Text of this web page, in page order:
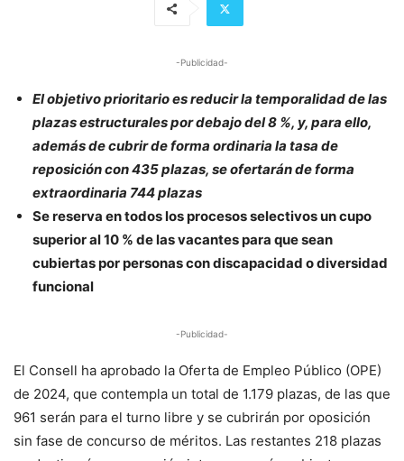
-Publicidad-
El objetivo prioritario es reducir la temporalidad de las
plazas estructurales por debajo del 8 %, y, para ello,
además de cubrir de forma ordinaria la tasa de
reposición con 435 plazas, se ofertarán de forma
extraordinaria 744 plazas
Se reserva en todos los procesos selectivos un cupo
superior al 10 % de las vacantes para que sean
cubiertas por personas con discapacidad o diversidad
funcional
-Publicidad-
El Consell ha aprobado la Oferta de Empleo Público (OPE)
de 2024, que contempla un total de 1.179 plazas, de las que
961 serán para el turno libre y se cubrirán por oposición
sin fase de concurso de méritos. Las restantes 218 plazas